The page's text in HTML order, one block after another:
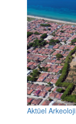
Aktüel Arkeoloji